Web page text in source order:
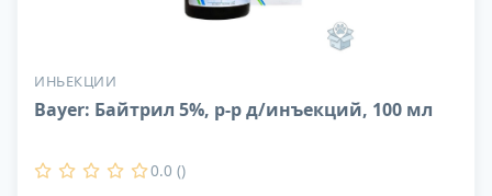
ИНЬЕКЦИИ
Bayer: Байтрил 5%, р-р д/инъекций, 100 мл
0.0 ()